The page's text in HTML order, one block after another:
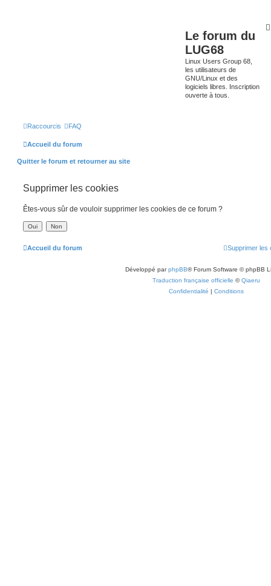
Le forum du
LUG68
Linux Users Group 68,
les utilisateurs de
GNU/Linux et des
logiciels libres. Inscription
ouverte à tous.
Raccourcis FAQ
Accueil du forum
Quitter le forum et retourner au site
Supprimer les cookies
Êtes-vous sûr de vouloir supprimer les cookies de ce forum ?
Accueil du forum Supprimer les
Développé parphpBB® Forum Software © phpBB
Traduction française officielle ©Qiaeru
Confidentialité | Conditions